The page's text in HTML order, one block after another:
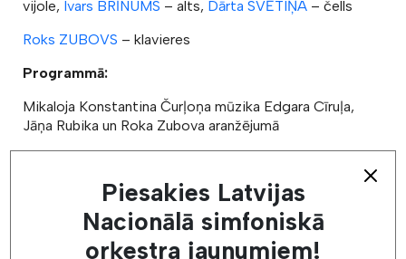
vijole, Ivars BRĪNUMS – alts, Dārta SVĒTIŅA – čells
Roks ZUBOVS – klavieres
Programmā:
Mikaloja Konstantina Čurļoņa mūzika Edgara Cīruļa,
Jāņa Rubika un Roka Zubova aranžējumā
gleznotāju Mikaloju Konstantinu Čurļoni 145. gadadienā.
Programmas pamatā ir 1907. gadā radītais Čurļoņa 12
gleznu cikls “Zodiaks”, kam gleznotāja mazmazdēls
Roks Zubovs, pianists Edgars Cīrulis un basists Jānis
Piesakies Latvijas
Nacionālā simfoniskā
orķestra jaunumiem!